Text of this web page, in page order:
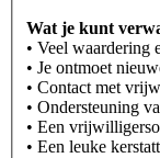
Wat je kunt
• Veel waardering
• Je ontmoet
• Contact met
• Ondersteuning
• Een
• Een leuke